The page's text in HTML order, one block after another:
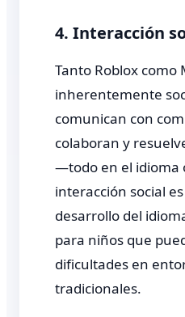
4. Interacción
Tanto Roblox como
inherentemente
comunican con
colaboran y
—todo en el idioma
interacción social
desarrollo del
para niños que
dificultades en
tradicionales.